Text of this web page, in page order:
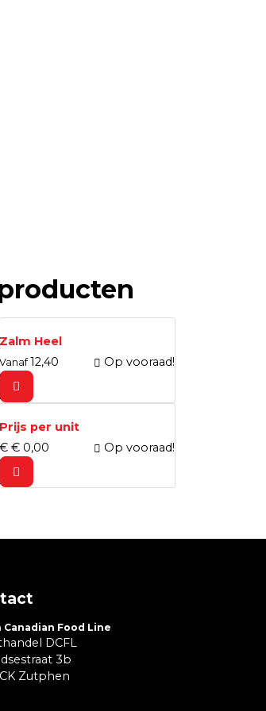
Zalm Heel
Vanaf12,40 Op vooraad!
Prijs per unit
€ € 0,00 Op vooraad!
Canadian Food Line
DCFL
3b
Zutphen